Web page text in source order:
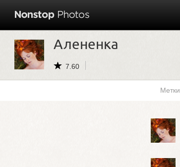
Алененка
7.60
Метки